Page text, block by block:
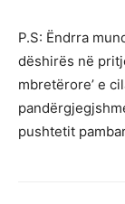
P.S: Ëndrra
dëshirës në
mbretërore’ e
pushtetit